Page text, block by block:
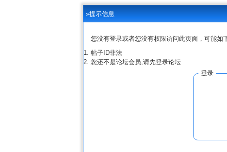
»提示信息
您没有登录或者您没有权限访问此页面，可能如
帖子ID非法
您还不是论坛会员,请先登录论坛
登录